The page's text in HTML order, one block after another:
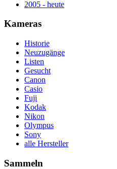
2005 - heute
Kameras
Historie
Neuzugänge
Listen
Gesucht
Canon
Casio
Fuji
Kodak
Nikon
Olympus
Sony
alle Hersteller
Sammeln